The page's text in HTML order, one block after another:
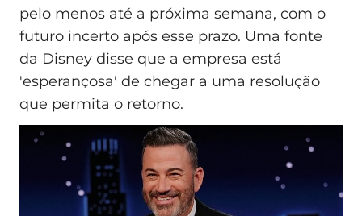
pelo menos até a próxima semana, com o
futuro incerto após esse prazo. Uma fonte
da Disney disse que a empresa está
'esperançosa' de chegar a uma resolução
que permita o retorno.